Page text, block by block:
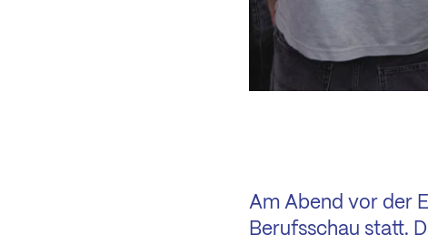
Am Abend vor der
Berufsschau statt.